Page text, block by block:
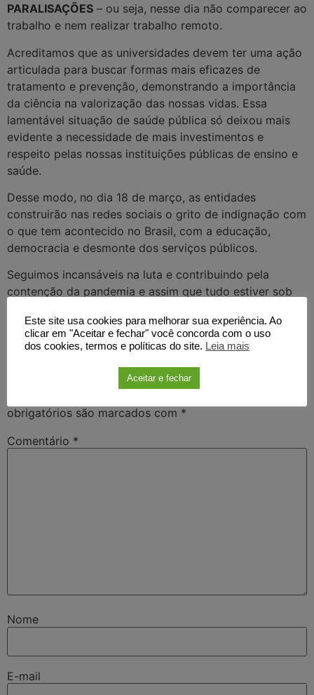
PARALISAÇÕES – ou seja, nesse dia não comparecer ao
trabalho e nem realizar trabalho remoto.
Acreditamos que as universidades devem ter uma ação
articulada para buscar formas mais eficazes de
tratamento e prevenção, demonstrando a importância
da ciência na valorização das nossas vidas. Essa
lamentável situação de saúde pública só deixou mais
evidente a necessidade de mais investimentos e
respeito pelas nossas instituições públicas de ensino e
saúde.
Desse modo, no dia 18 de março, as entidades
construirão nas redes sociais o grito de indignação com
o que tem acontecido no Brasil, com a educação,
democracia e desmonte dos serviços públicos.
Seguimos incansáveis na luta e contribuindo pela
contenção da pandemia e assim que tudo estiver sob
Com a tagposicionamentosintufscarsobre
Deixe um comentário
obrigatórios são marcados com *
Comentário *
Nome
E-mail
Este site usa cookies para melhorar sua experiência. Ao
clicar em "Aceitar e fechar" você concorda com o uso
dos cookies, termos e políticas do site. Leia mais
Aceitar e fechar